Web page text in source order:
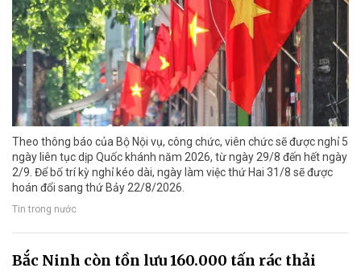
Theo thông báo của Bộ Nội vụ, công chức, viên chức sẽ được nghỉ 5
ngày liên tục dịp Quốc khánh năm 2026, từ ngày 29/8 đến hết ngày
2/9. Để bố trí kỳ nghỉ kéo dài, ngày làm việc thứ Hai 31/8 sẽ được
hoán đổi sang thứ Bảy 22/8/2026.
Tin trong nước
Bắc Ninh còn tồn lưu 160.000 tấn rác thải